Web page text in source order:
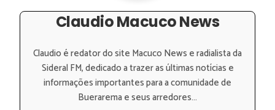
Claudio Macuco News
Claudio é redator do site Macuco News e radialista da
Sideral FM, dedicado a trazer as últimas notícias e
informações importantes para a comunidade de
Buerarema e seus arredores...